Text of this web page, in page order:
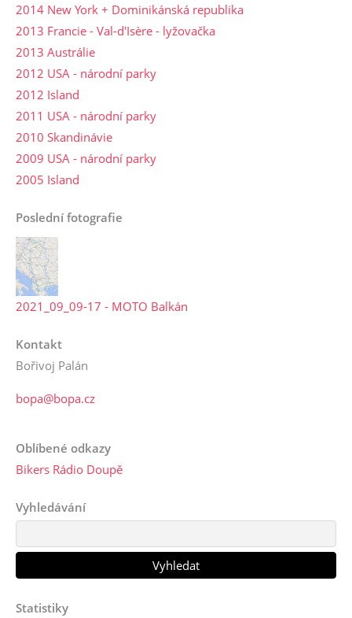
2014 New York + Dominikánská republika
2013 Francie - Val-d'Isère - lyžovačka
2013 Austrálie
2012 USA - národní parky
2012 Island
2011 USA - národní parky
2010 Skandinávie
2009 USA - národní parky
2005 Island
Poslední fotografie
2021_09_09-17 - MOTO Balkán
Kontakt
Bořivoj Palán
bopa@bopa.cz
Oblíbené odkazy
Bikers Rádio Doupě
Vyhledávání
Statistiky